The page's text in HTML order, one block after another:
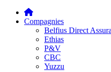
Compagnies
Belfius Direct
Ethias
P&V
CBC
Yuzzu